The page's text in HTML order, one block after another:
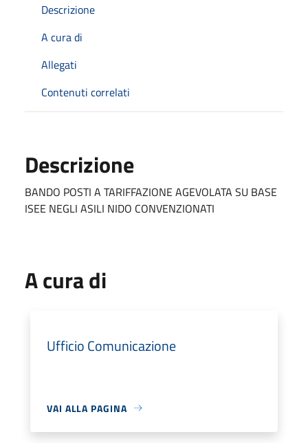
Descrizione
A cura di
Allegati
Contenuti correlati
Descrizione
BANDO POSTI A TARIFFAZIONE AGEVOLATA SU BASE
ISEE NEGLI ASILI NIDO CONVENZIONATI
A cura di
Ufficio Comunicazione
VAI ALLA PAGINA